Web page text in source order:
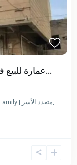
عمارة للبيع في صنعاء – شارع مجاهد قرب الكميم...
Multi Family | متعدد الأسر